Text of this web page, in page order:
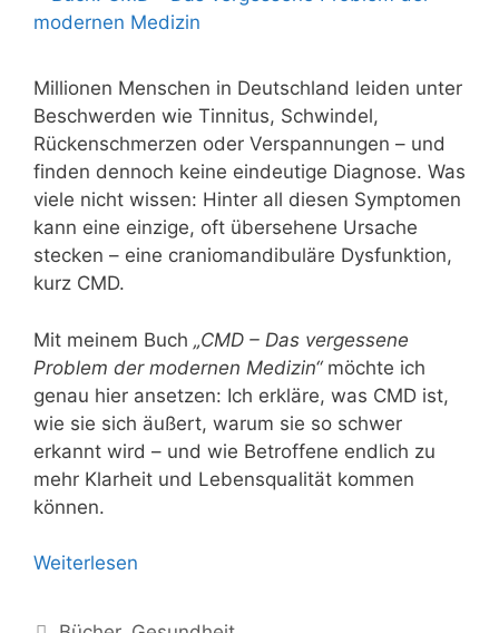
Millionen Menschen in Deutschland leiden unter
Beschwerden wie Tinnitus, Schwindel,
Rückenschmerzen oder Verspannungen – und
finden dennoch keine eindeutige Diagnose. Was
viele nicht wissen: Hinter all diesen Symptomen
kann eine einzige, oft übersehene Ursache
stecken – eine craniomandibuläre Dysfunktion,
kurz CMD.
Mit meinem Buch „CMD – Das vergessene
Problem der modernen Medizin“möchte ich
genau hier ansetzen: Ich erkläre, was CMD ist,
wie sie sich äußert, warum sie so schwer
erkannt wird – und wie Betroffene endlich zu
mehr Klarheit und Lebensqualität kommen
können.
Weiterlesen
Kategorien